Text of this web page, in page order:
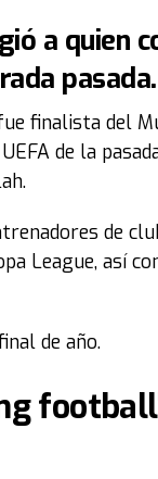
a quien
pasada.
finalista del
de la
de
League, así
de año.